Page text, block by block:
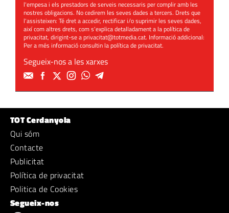
l'empesa i els prestadors de serveis necessaris per complir amb les
nostres obligacions. No cedirem les seves dades a tercers. Drets que
l'assisteixen: Té dret a accedir, rectificar i/o suprimir les seves dades,
així com altres drets, com s'explica detalladament a la política de
privacitat, dirigint-se aprivacitat@totmedia.cat. Informació addicional:
Per a més informació consultin lapolítica de privacitat.
Segueix-nos a les xarxes
TOT Cerdanyola
Qui sóm
Contacte
Publicitat
Política de privacitat
Politica de Cookies
Segueix-nos